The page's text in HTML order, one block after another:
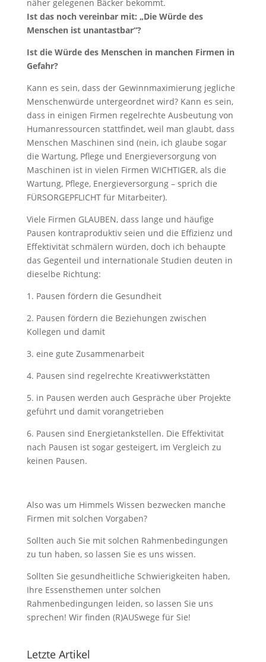
näher gelegenen Bäcker bekommt.
Ist das noch vereinbar mit: „Die Würde des
Menschen ist unantastbar“?
Ist die Würde des Menschen in manchen Firmen in
Gefahr?
Kann es sein, dass der Gewinnmaximierung jegliche
Menschenwürde untergeordnet wird? Kann es sein,
dass in einigen Firmen regelrechte Ausbeutung von
Humanressourcen stattfindet, weil man glaubt, dass
Menschen Maschinen sind (nein, ich glaube sogar
die Wartung, Pflege und Energieversorgung von
Maschinen ist in vielen Firmen WICHTIGER, als die
Wartung, Pflege, Energieversorgung – sprich die
FÜRSORGEPFLICHT für Mitarbeiter).
Viele Firmen GLAUBEN, dass lange und häufige
Pausen kontraproduktiv seien und die Effizienz und
Effektivität schmälern würden, doch ich behaupte
das Gegenteil und internationale Studien deuten in
dieselbe Richtung:
1. Pausen fördern die Gesundheit
2. Pausen fördern die Beziehungen zwischen
Kollegen und damit
3. eine gute Zusammenarbeit
4. Pausen sind regelrechte Kreativwerkstätten
5. in Pausen werden auch Gespräche über Projekte
geführt und damit vorangetrieben
6. Pausen sind Energietankstellen. Die Effektivität
nach Pausen ist sogar gesteigert, im Vergleich zu
keinen Pausen.
Also was um Himmels Wissen bezwecken manche
Firmen mit solchen Vorgaben?
Sollten auch Sie mit solchen Rahmenbedingungen
zu tun haben, so lassen Sie es uns wissen.
Sollten Sie gesundheitliche Schwierigkeiten haben,
Ihre Essensthemen unter solchen
Rahmenbedingungen leiden, so lassen Sie uns
sprechen! Wir finden (R)AUSwege für Sie!
Letzte Artikel